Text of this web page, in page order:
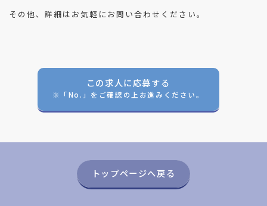
その他、詳細はお気軽にお問い合わせください。
この求人に応募する
※「No.」をご確認の上お進みください。
トップページへ戻る